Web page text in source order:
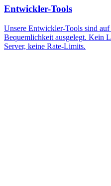
Entwickler-Tools
Unsere Entwickler-Tools sind
Bequemlichkeit ausgelegt. Kein
Server, keine Rate-Limits.